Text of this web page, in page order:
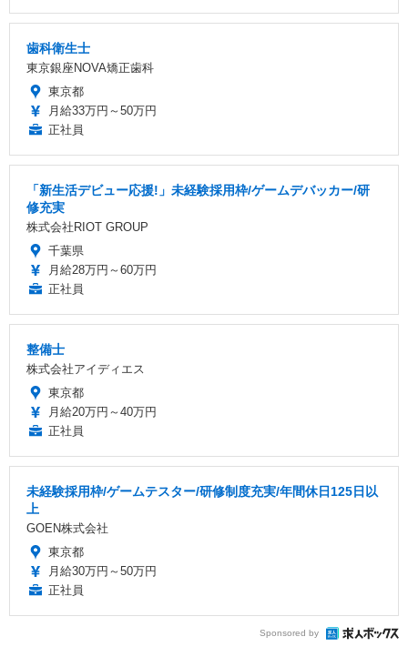
歯科衛生士
東京銀座NOVA矯正歯科
東京都
月給33万円～50万円
正社員
「新生活デビュー応援!」未経験採用枠/ゲームデバッカー/研
修充実
株式会社RIOT GROUP
千葉県
月給28万円～60万円
正社員
整備士
株式会社アイディエス
東京都
月給20万円～40万円
正社員
未経験採用枠/ゲームテスター/研修制度充実/年間休日125日以
上
GOEN株式会社
東京都
月給30万円～50万円
正社員
Sponsored by